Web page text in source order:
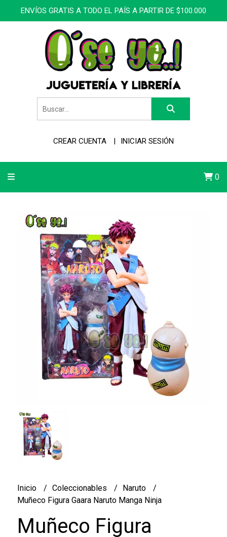
ENVÍOS GRATIS A TODO EL PAÍS A PARTIR DE $100.000
CREAR CUENTA INICIAR SESIÓN
0
Inicio Coleccionables
Naruto
Muñeco Figura Gaara Naruto Manga Ninja
Muñeco Figura